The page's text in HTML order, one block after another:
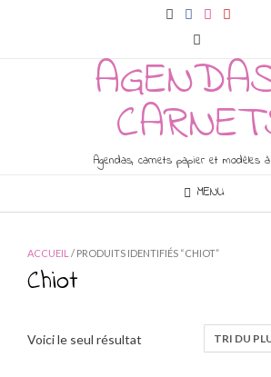
Agendas, carnets papier et modèles
MENU
ACCUEIL / PRODUITS IDENTIFIÉS “CHIOT”
Chiot
Voici le seul résultat